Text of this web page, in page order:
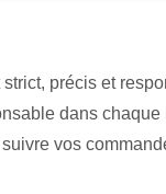
précis et
dans
vos